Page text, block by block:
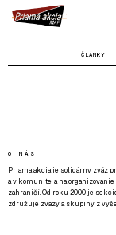
ČLÁNKY
O NÁS
Priama akcia je solidárny zväz
a v komunite, a na
zahraničí. Od roku 2000 je
združuje zväzy a skupiny z